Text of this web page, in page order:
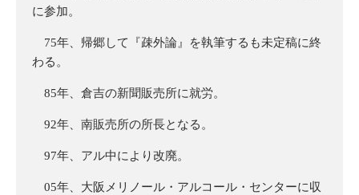
に参加。
75年、帰郷して『疎外論』を執筆するも未定稿に終
わる。
85年、倉吉の新聞販売所に就労。
92年、南販売所の所長となる。
97年、アル中により改廃。
05年、大阪メリノール・アルコール・センターに収